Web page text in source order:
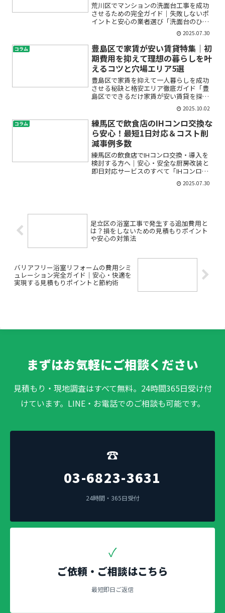
荒川区でマンションの洗面台工事を成功
させるための完全ガイド｜失敗しないポ
イントと安心の業者選び「洗面台のひび
割れが気になる」「収納が足りなくて使
い勝手が悪い」「マンションの洗面台交
換って何から始めたらいいの？」荒川区
にお住まいで、そんなお悩...
2025.07.30
コラム
豊島区で家賃が安い賃貸特集｜初
期費用を抑えて理想の暮らしを叶
えるコツと穴場エリア5選
豊島区で家賃を抑えて一人暮らしを成功
させる秘訣と格安エリア徹底ガイド「豊
島区でできるだけ家賃が安い賃貸を探し
たい…」「初期費用が高くて一人暮らし
をスタートできるか不安…」「学生向け
の格安物件やシェアハウスも気になるけ
ど、どうやって選べばいい...
2025.10.02
コラム
練馬区で飲食店のIHコンロ交換な
ら安心！最短1日対応＆コスト削
減事例多数
練馬区の飲食店でIHコンロ交換・導入を
検討する方へ｜安心・安全な厨房改装と
即日対応サービスのすべて「IHコンロの
交換や導入を考えているけど、どこに依
頼すればいいの？」「飲食店の営業を止
2025.07.30
足立区の浴室工事で発生する追加費用と
は？損をしないための見積もりポイント
や安心の対策法
バリアフリー浴室リフォームの費用シミ
ュレーション完全ガイド｜安心・快適を
実現する見積もりポイントと節約術
まずはお気軽にご相談ください
見積もり・現地調査はすべて無料。24時間365日受け付
けています。LINE・お電話でのご相談も可能です。
☎
03-6823-3631
24時間・365日受付
✓
ご依頼・ご相談はこちら
最短即日ご返信